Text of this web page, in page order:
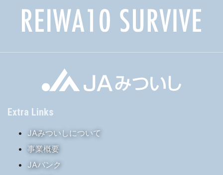
Extra Links
JAみついしについて
事業概要
JAバンク